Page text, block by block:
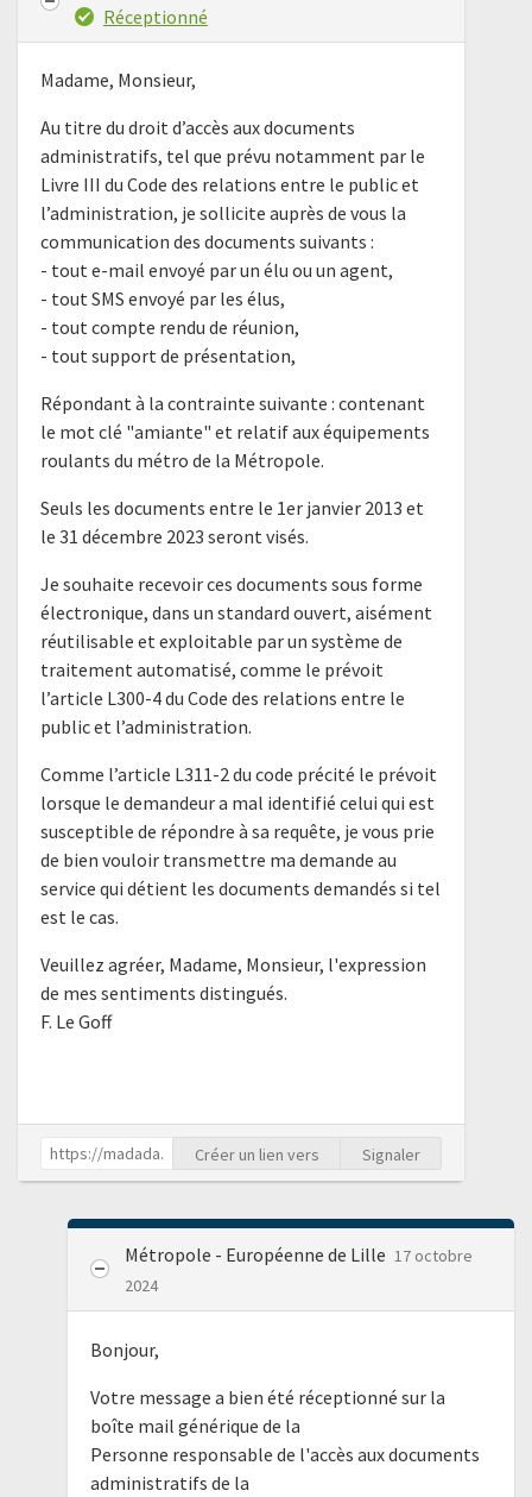
Réceptionné
Madame, Monsieur,
Au titre du droit d’accès aux documents
administratifs, tel que prévu notamment par le
Livre III du Code des relations entre le public et
l’administration, je sollicite auprès de vous la
communication des documents suivants :
- tout e-mail envoyé par un élu ou un agent,
- tout SMS envoyé par les élus,
- tout compte rendu de réunion,
- tout support de présentation,
Répondant à la contrainte suivante : contenant
le mot clé "amiante" et relatif aux équipements
roulants du métro de la Métropole.
Seuls les documents entre le 1er janvier 2013 et
le 31 décembre 2023 seront visés.
Je souhaite recevoir ces documents sous forme
électronique, dans un standard ouvert, aisément
réutilisable et exploitable par un système de
traitement automatisé, comme le prévoit
l’article L300-4 du Code des relations entre le
public et l’administration.
Comme l’article L311-2 du code précité le prévoit
lorsque le demandeur a mal identifié celui qui est
susceptible de répondre à sa requête, je vous prie
de bien vouloir transmettre ma demande au
service qui détient les documents demandés si tel
est le cas.
Veuillez agréer, Madame, Monsieur, l'expression
de mes sentiments distingués.
F. Le Goff
Créer un lien vers Signaler
Métropole - Européenne de Lille 17 octobre
2024
Bonjour,
Votre message a bien été réceptionné sur la
boîte mail générique de la
Personne responsable de l'accès aux documents
administratifs de la